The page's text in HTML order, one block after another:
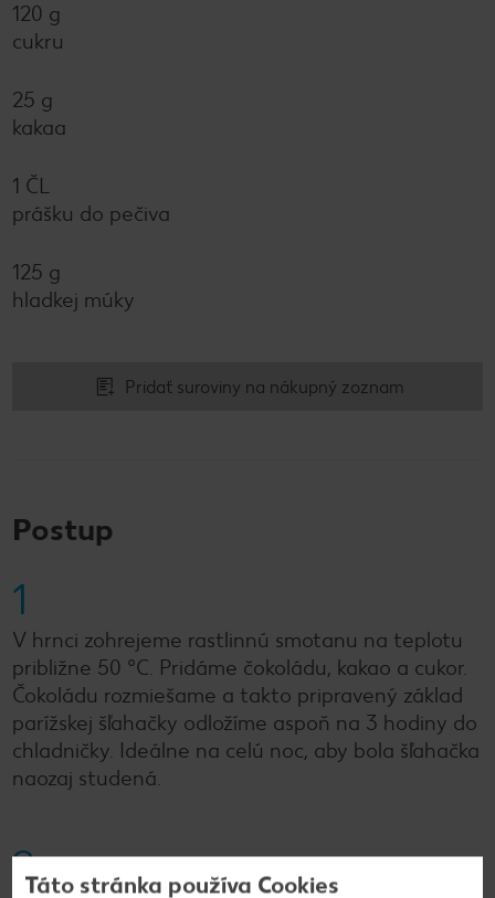
120 g
cukru
25 g
kakaa
1 ČL
prášku do pečiva
125 g
hladkej múky
Pridať suroviny na nákupný zoznam
Postup
1
V hrnci zohrejeme rastlinnú smotanu na teplotu
približne 50 °C. Pridáme čokoládu, kakao a cukor.
Čokoládu rozmiešame a takto pripravený základ
parížskej šľahačky odložíme aspoň na 3 hodiny do
chladničky. Ideálne na celú noc, aby bola šľahačka
naozaj studená.
2Táto stránka používa Cookies